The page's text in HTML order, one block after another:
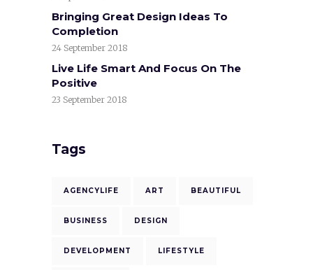
Bringing Great Design Ideas To
Completion
24 September 2018
Live Life Smart And Focus On The
Positive
23 September 2018
Tags
AGENCYLIFE ART BEAUTIFUL
BUSINESS DESIGN
DEVELOPMENT LIFESTYLE